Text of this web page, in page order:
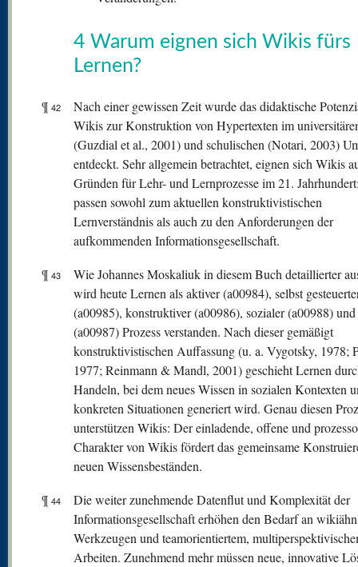
4 Warum eignen sich Wikis fürs
Lernen?
¶ 42
Nach einer gewissen Zeit wurde das didaktische
Wikis zur Konstruktion von Hypertexten im
(Guzdial et al., 2001) und schulischen (Notari, 2003)
entdeckt. Sehr allgemein betrachtet, eignen sich Wikis
Gründen für Lehr- und Lernprozesse im 21.
passen sowohl zum aktuellen konstruktivistischen
Lernverständnis als auch zu den Anforderungen der
aufkommenden Informationsgesellschaft.
¶ 43
Wie Johannes Moskaliuk in diesem Buch detaillierter
wird heute Lernen als aktiver (a00984), selbst
(a00985), konstruktiver (a00986), sozialer (a00988)
(a00987) Prozess verstanden. Nach dieser gemäßigt
konstruktivistischen Auffassung (u. a. Vygotsky, 1978;
1977; Reinmann & Mandl, 2001) geschieht Lernen
Handeln, bei dem neues Wissen in sozialen Kontexten
konkreten Situationen generiert wird. Genau diesen
unterstützen Wikis: Der einladende, offene und
Charakter von Wikis fördert das gemeinsame
neuen Wissensbeständen.
¶ 44
Die weiter zunehmende Datenflut und Komplexität der
Informationsgesellschaft erhöhen den Bedarf an
Werkzeugen und teamorientiertem,
Arbeiten. Zunehmend mehr müssen neue, innovative